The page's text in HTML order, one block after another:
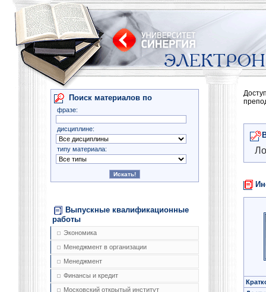
Поиск материалов по
фразе:
дисциплине:
типу материала:
Выпускные квалификационные
работы
Экономика
Менеджмент в организации
Менеджмент
Финансы и кредит
Московский открытый институт